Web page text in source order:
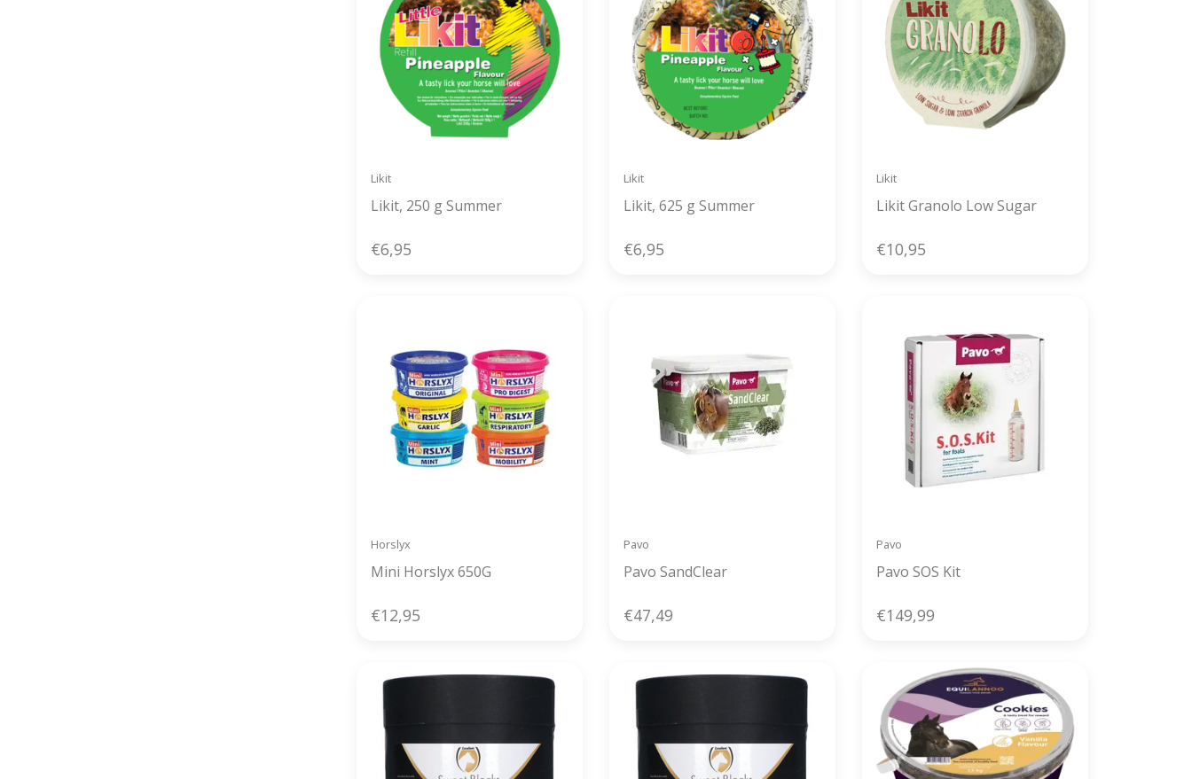
Likit
Likit, 250 g Summer
€6,95
Likit
Likit, 625 g Summer
€6,95
Likit
Likit Granolo Low Sugar
€10,95
Horslyx
Mini Horslyx 650G
€12,95
Pavo
Pavo SandClear
€47,49
Pavo
Pavo SOS Kit
€149,99